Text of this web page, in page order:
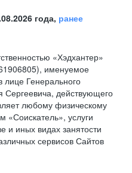
года, ранее
«Хэдхантер»
именуемое
Генерального
Сергеевича, действующего
любому физическому
услуги
и иных видах занятости
сервисов Сайтов